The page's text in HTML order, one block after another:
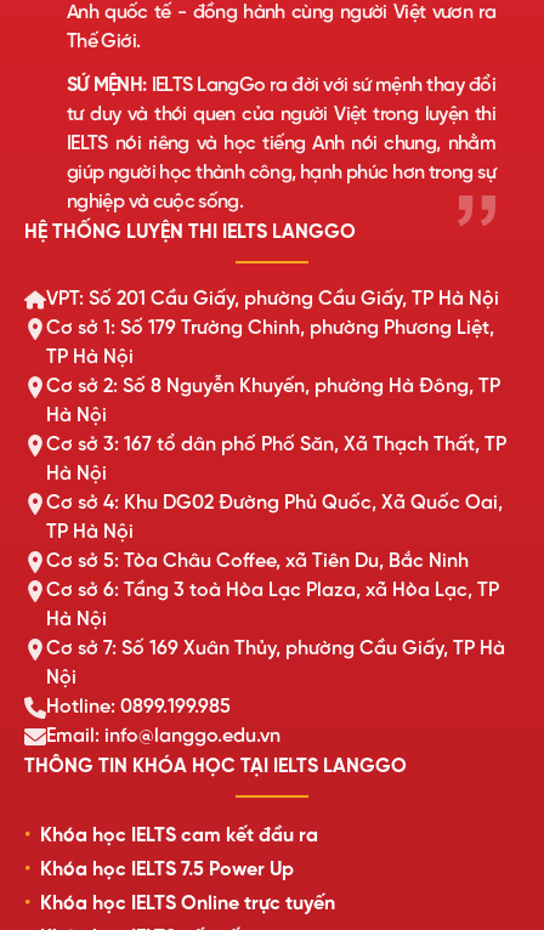
Anh quốc tế - đồng hành cùng người Việt vươn ra
Thế Giới.
SỨ MỆNH:IELTS LangGo ra đời với sứ mệnh thay đổi
tư duy và thói quen của người Việt trong luyện thi
IELTS nói riêng và học tiếng Anh nói chung, nhằm
giúp người học thành công, hạnh phúc hơn trong sự
nghiệp và cuộc sống.
HỆ THỐNG LUYỆN THI IELTS LANGGO
VPT: Số 201 Cầu Giấy, phường Cầu Giấy, TP Hà Nội
Cơ sở 1: Số 179 Trường Chinh, phường Phương Liệt,
TP Hà Nội
Cơ sở 2: Số 8 Nguyễn Khuyến, phường Hà Đông, TP
Hà Nội
Cơ sở 3: 167 tổ dân phố Phố Săn, Xã Thạch Thất, TP
Hà Nội
Cơ sở 4: Khu DG02 Đường Phủ Quốc, Xã Quốc Oai,
TP Hà Nội
Cơ sở 5: Tòa Châu Coffee, xã Tiên Du, Bắc Ninh
Cơ sở 6: Tầng 3 toà Hòa Lạc Plaza, xã Hòa Lạc, TP
Hà Nội
Cơ sở 7: Số 169 Xuân Thủy, phường Cầu Giấy, TP Hà
Nội
Hotline: 0899.199.985
Email: info@langgo.edu.vn
THÔNG TIN KHÓA HỌC TẠI IELTS LANGGO
Khóa học IELTS cam kết đầu ra
Khóa học IELTS 7.5 Power Up
Khóa học IELTS Online trực tuyến